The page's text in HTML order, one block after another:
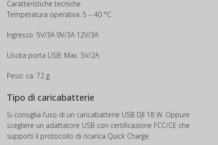
Caratteristiche tecniche
Temperatura operativa: 5 – 40 °C
Ingresso: 5V/3A 9V/3A 12V/3A
Uscita porta USB: Max. 5V/2A
Peso: ca. 72 g
Tipo di caricabatterie
Si consiglia l’uso di un caricabatterie USB DJI 18 W. Oppure
scegliere un adattatore USB con certificazione FCC/CE che
supporti il protocollo di ricarica Quick Charge.